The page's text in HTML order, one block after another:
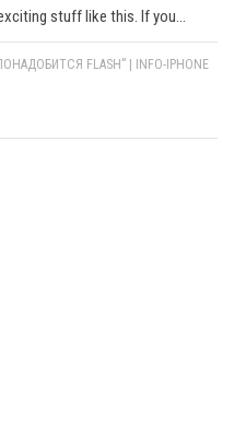
stuff like this. If you...
FLASH” | INFO-IPHONE